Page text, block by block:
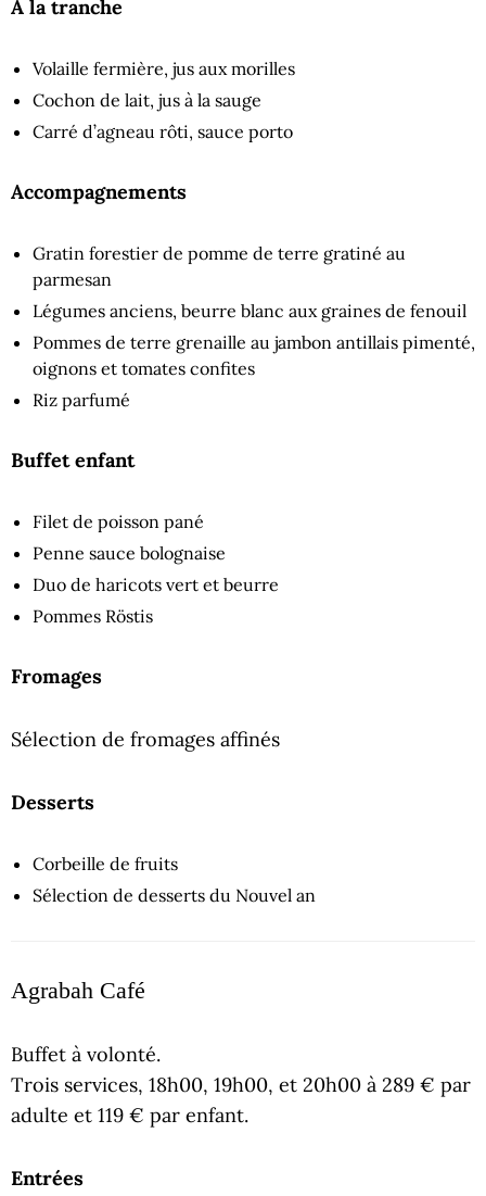
À la tranche
Volaille fermière, jus aux morilles
Cochon de lait, jus à la sauge
Carré d’agneau rôti, sauce porto
Accompagnements
Gratin forestier de pomme de terre gratiné au
parmesan
Légumes anciens, beurre blanc aux graines de fenouil
Pommes de terre grenaille au jambon antillais pimenté,
oignons et tomates confites
Riz parfumé
Buffet enfant
Filet de poisson pané
Penne sauce bolognaise
Duo de haricots vert et beurre
Pommes Röstis
Fromages
Sélection de fromages affinés
Desserts
Corbeille de fruits
Sélection de desserts du Nouvel an
Agrabah Café
Buffet à volonté.
Trois services, 18h00, 19h00, et 20h00 à 289 € par
adulte et 119 € par enfant.
Entrées